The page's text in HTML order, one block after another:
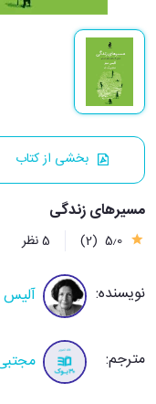
بخشی از کتاب
مسیرهای زندگی
5٫0 (2) 5 نظر
نویسنده: آلیس
مترجم: